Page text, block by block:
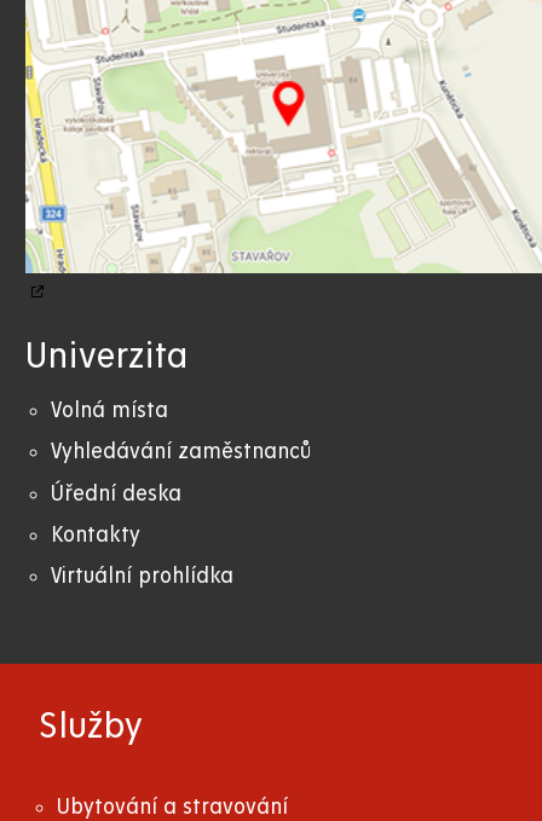
Univerzita
Volná místa
Vyhledávání zaměstnanců
Úřední deska
Kontakty
Virtuální prohlídka
Služby
Ubytování a stravování